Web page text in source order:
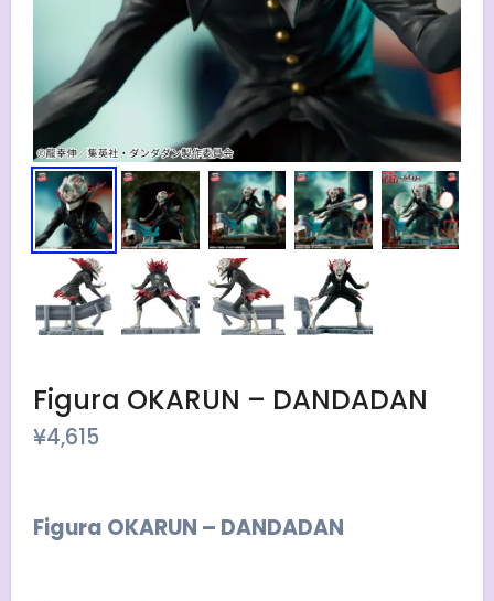
Figura OKARUN – DANDADAN
¥4,615
Figura OKARUN – DANDADAN